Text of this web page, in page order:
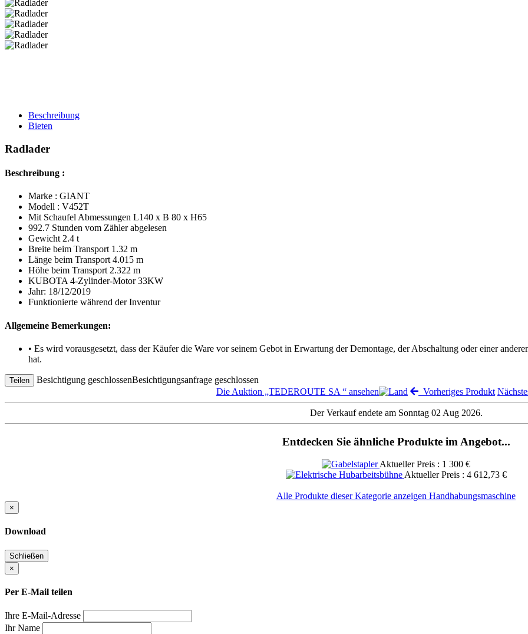
Beschreibung
Bieten
Radlader
Beschreibung :
Marke : GIANT
Modell : V452T
Mit Schaufel Abmessungen L140 x B 80 x H65
992.7 Stunden vom Zähler abgelesen
Gewicht 2.4 t
Breite beim Transport 1.32 m
Länge beim Transport 4.015 m
Höhe beim Transport 2.322 m
KUBOTA 4-Zylinder-Motor 33KW
Jahr: 18/12/2019
Funktionierte während der Inventur
Allgemeine Bemerkungen:
• Es wird vorausgesetzt, dass der Käufer die Ware vor seinem Gebot in Erwartung der Demontage, der Abschaltung oder einer
hat.
Teilen Besichtigung geschlossenBesichtigungsanfrage geschlossen
Die Auktion „TEDEROUTE SA “ ansehen
Vorheriges Produkt
Der Verkauf endete am Sonntag 02 Aug 2026.
Entdecken Sie ähnliche Produkte im Angebot...
Aktueller Preis : 1 300 €
Aktueller Preis : 4 612,73 €
Alle Produkte dieser Kategorie anzeigen Handhabungsmaschine
×
Download
Schließen
×
Per E-Mail teilen
Ihre E-Mail-Adresse
Ihr Name